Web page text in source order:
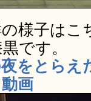
様子は
です。
をとらえ
画